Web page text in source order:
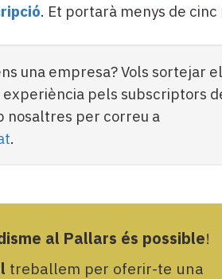
. Et portarà menys de cinc
una empresa? Vols sortejar
pels subscriptors
nosaltres per correu a
.
al Pallars és possible!
treballem per oferir-te una